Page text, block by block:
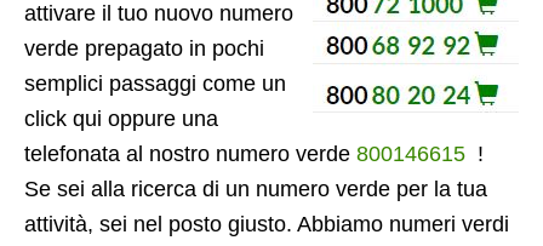
attivare il tuo nuovo numero
verde prepagato in pochi
semplici passaggi come un
click qui oppure una
telefonata al nostro numero verde 800146615 !
Se sei alla ricerca di un numero verde per la tua
attività, sei nel posto giusto. Abbiamo numeri verdi